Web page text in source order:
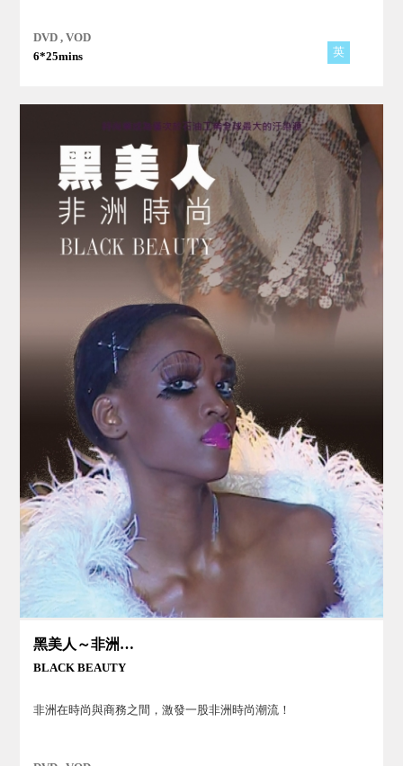
DVD , VOD
6*25mins
英
黑美人～非洲時尚
BLACK BEAUTY
非洲在時尚與商務之間，激發一股非洲時尚潮流！